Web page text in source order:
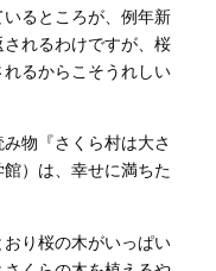
るところが、例年新
れるわけですが、桜
るからこそうれしい
物『さくら村は大さ
）は、幸せに満ちた
り桜の木がいっぱい